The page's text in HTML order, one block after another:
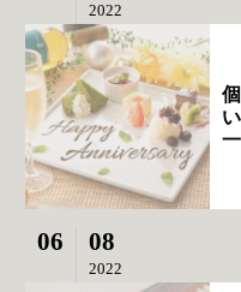
2022
06 08
2022